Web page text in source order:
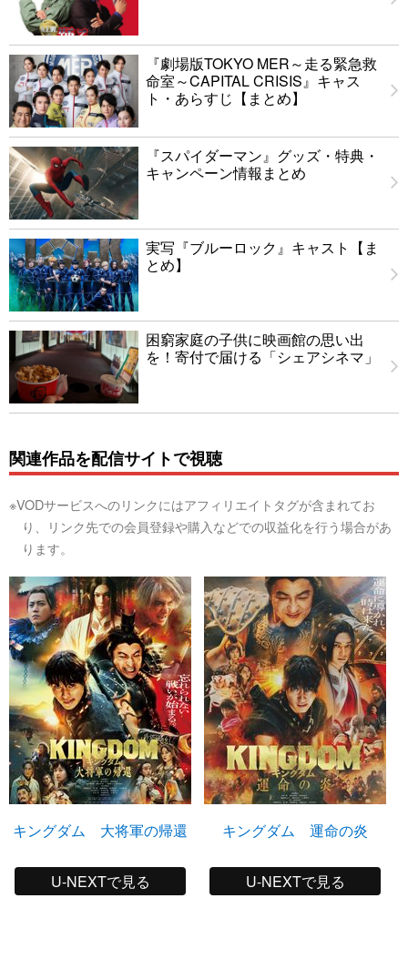
『劇場版TOKYO MER～走る緊急救
命室～CAPITAL CRISIS』キャス
ト・あらすじ【まとめ】
『スパイダーマン』グッズ・特典・
キャンペーン情報まとめ
実写『ブルーロック』キャスト【ま
とめ】
困窮家庭の子供に映画館の思い出
を！寄付で届ける「シェアシネマ」
関連作品を配信サイトで視聴
※VODサービスへのリンクにはアフィリエイトタグが含まれてお
り、リンク先での会員登録や購入などでの収益化を行う場合があ
ります。
キングダム 大将軍の帰還
U-NEXTで見る
キングダム 運命の炎
U-NEXTで見る